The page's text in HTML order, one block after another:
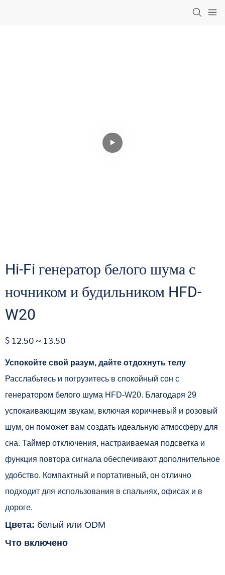
Hi-Fi генератор белого шума с
ночником и будильником HFD-
W20
$ 12.50 ~ 13.50
Успокойте свой разум, дайте отдохнуть телу
Расслабьтесь и погрузитесь в спокойный сон с
генератором белого шума HFD-W20. Благодаря 29
успокаивающим звукам, включая коричневый и розовый
шум, он поможет вам создать идеальную атмосферу для
сна. Таймер отключения, настраиваемая подсветка и
функция повтора сигнала обеспечивают дополнительное
удобство. Компактный и портативный, он отлично
подходит для использования в спальнях, офисах и в
дороге.
Цвета: белый или ODM
Что включено